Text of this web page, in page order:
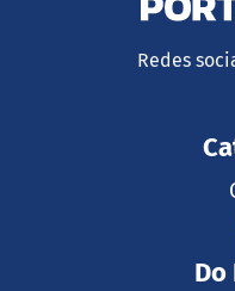
Redes
Do